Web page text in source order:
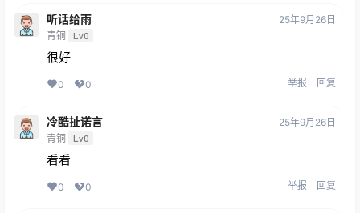
听话给雨
青铜 Lv0
25年9月26日
很好
0 0 举报 回复
冷酷扯诺言
青铜 Lv0
25年9月26日
看看
0 0 举报 回复